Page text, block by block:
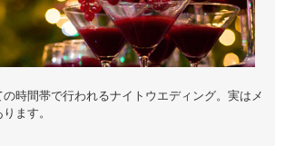
時間帯で行われるナイトウエディング。実はメ
ます。